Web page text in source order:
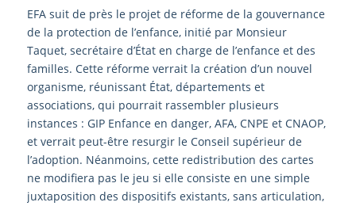
EFA suit de près le projet de réforme de la gouvernance
de la protection de l’enfance, initié par Monsieur
Taquet, secrétaire d’État en charge de l’enfance et des
familles. Cette réforme verrait la création d’un nouvel
organisme, réunissant État, départements et
associations, qui pourrait rassembler plusieurs
instances : GIP Enfance en danger, AFA, CNPE et CNAOP,
et verrait peut-être resurgir le Conseil supérieur de
l’adoption. Néanmoins, cette redistribution des cartes
ne modifiera pas le jeu si elle consiste en une simple
juxtaposition des dispositifs existants, sans articulation,